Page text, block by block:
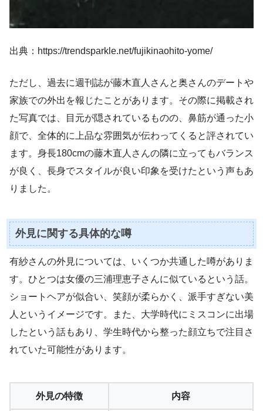
出典：https://trendsparkle.net/fujikinaohito-yome/
ただし、過去に週刊誌が藤木直人さんと奥さんのデートや
家族での外出を報じたことがあります。その際に掲載され
た写真では、目元が隠されているものの、鼻筋が通った小
顔で、全体的に上品な雰囲気が伝わってくると評されてい
ます。身長180cmの藤木直人さんの隣に立ってもバランス
が良く、長身でスタイルが良い印象を受けたという声もあ
りました。
外見に関する具体的な噂
有紗さんの外見については、いくつか共通した噂がありま
す。ひとつは女優の三浦理恵子さんに似ているという話。
ショートヘアが似合い、笑顔が柔らかく、派手すぎない美
人というイメージです。また、大学時代にミスコンに出場
したという話もあり、学生時代から整った顔立ちで注目さ
れていた可能性があります。
外見の特徴 内容